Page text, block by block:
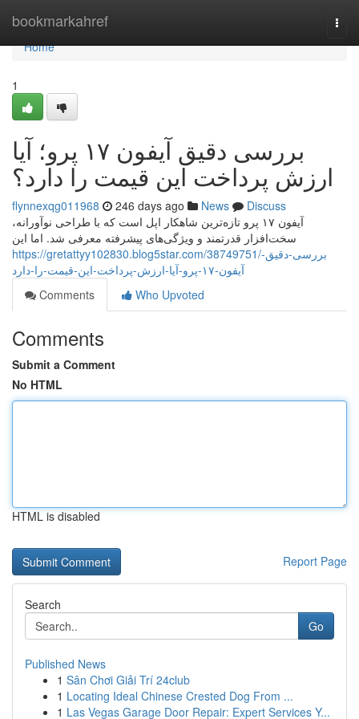
bookmarkahref
Home
Home
1
بررسی دقیق آیفون ۱۷ پرو؛ آیا
ارزش پرداخت این قیمت را دارد؟
flynnexqg011968 246 days ago News
Discuss
آیفون ۱۷ پرو تازه‌ترین شاهکار اپل است که با طراحی نوآورانه،
سخت‌افزار قدرتمند و ویژگی‌های پیشرفته معرفی شد. اما این
https://gretattyy102830.blog5star.com/38749751/بررسی-دقیق-
آیفون-۱۷-پرو-آیا-ارزش-پرداخت-این-قیمت-را-دارد
Comments
Who Upvoted
Comments
Submit a Comment
No HTML
HTML is disabled
Report Page
Search
Go
Published News
1 Sân Chơi Giải Trí 24club
1 Locating Ideal Chinese Crested Dog From ...
1 Las Vegas Garage Door Repair: Expert Services Y...